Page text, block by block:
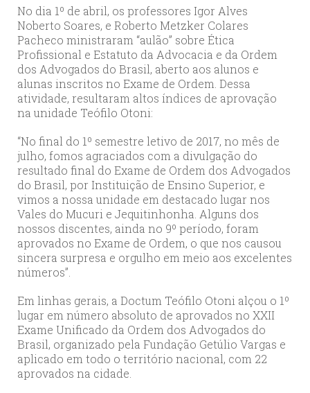
No dia 1º de abril, os professores Igor Alves
Noberto Soares, e Roberto Metzker Colares
Pacheco ministraram “aulão” sobre Ética
Profissional e Estatuto da Advocacia e da Ordem
dos Advogados do Brasil, aberto aos alunos e
alunas inscritos no Exame de Ordem. Dessa
atividade, resultaram altos índices de aprovação
na unidade Teófilo Otoni:
“No final do 1º semestre letivo de 2017, no mês de
julho, fomos agraciados com a divulgação do
resultado final do Exame de Ordem dos Advogados
do Brasil, por Instituição de Ensino Superior, e
vimos a nossa unidade em destacado lugar nos
Vales do Mucuri e Jequitinhonha. Alguns dos
nossos discentes, ainda no 9º período, foram
aprovados no Exame de Ordem, o que nos causou
sincera surpresa e orgulho em meio aos excelentes
números”.
Em linhas gerais, a Doctum Teófilo Otoni alçou o 1º
lugar em número absoluto de aprovados no XXII
Exame Unificado da Ordem dos Advogados do
Brasil, organizado pela Fundação Getúlio Vargas e
aplicado em todo o território nacional, com 22
aprovados na cidade.